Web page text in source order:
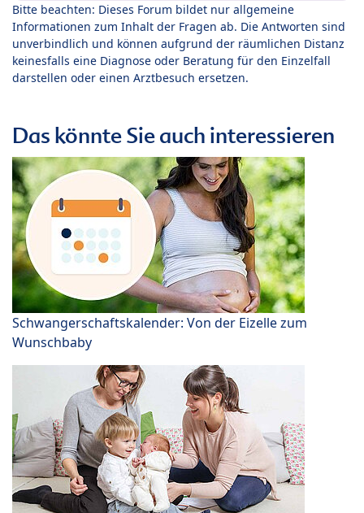
Bitte beachten: Dieses Forum bildet nur allgemeine
Informationen zum Inhalt der Fragen ab. Die Antworten sind
unverbindlich und können aufgrund der räumlichen Distanz
keinesfalls eine Diagnose oder Beratung für den Einzelfall
darstellen oder einen Arztbesuch ersetzen.
Das könnte Sie auch interessieren
Schwangerschaftskalender: Von der Eizelle zum
Wunschbaby